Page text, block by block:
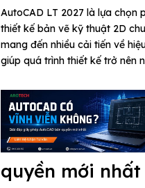
AutoCAD LT 2027 là lựa chọn
thiết kế bản vẽ kỹ thuật 2D
mang đến nhiều cải tiến về
giúp quá trình thiết kế trở nên
quyền mới nhất